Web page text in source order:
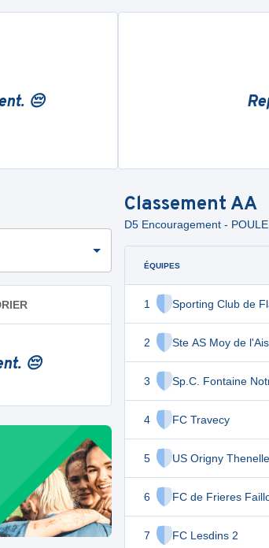
😔
😔
Classement AA
D5 Encouragement - POULE
ÉQUIPES
1 Sporting Club de
2 Ste AS Moy de
3 Sp.C. Fontaine
4 FC Travecy
5 US Origny
6 FC de Frieres
7 FC Lesdins 2